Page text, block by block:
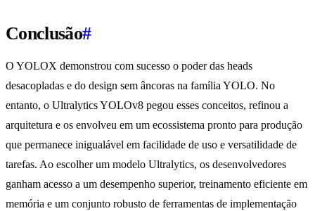
Conclusão#
O YOLOX demonstrou com sucesso o poder das heads
desacopladas e do design sem âncoras na família YOLO. No
entanto, o Ultralytics YOLOv8 pegou esses conceitos, refinou a
arquitetura e os envolveu em um ecossistema pronto para produção
que permanece inigualável em facilidade de uso e versatilidade de
tarefas. Ao escolher um modelo Ultralytics, os desenvolvedores
ganham acesso a um desempenho superior, treinamento eficiente em
memória e um conjunto robusto de ferramentas de implementação